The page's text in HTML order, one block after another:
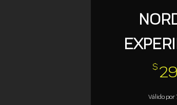
$
Válido por